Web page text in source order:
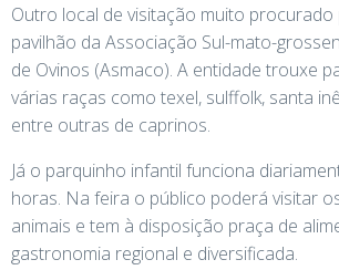
Outro local de visitação muito procurado
pavilhão da Associação Sul-mato-
de Ovinos (Asmaco). A entidade trouxe
várias raças como texel, sulffolk, santa
entre outras de caprinos.
Já o parquinho infantil funciona
horas. Na feira o público poderá visitar
animais e tem à disposição praça de
gastronomia regional e diversificada.